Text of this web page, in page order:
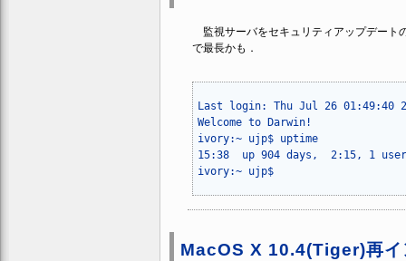
監視サーバをセキュリティアップデート
で最長かも．
Last login: Thu Jul 26 01:49:40
Welcome to Darwin!
ivory:~ ujp$ uptime
15:38  up 904 days,  2:15, 1
MacOS X 10.4(Tiger)再イ